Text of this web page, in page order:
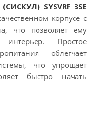
SYSVRF 3SE
корпусе с
что позволяет ему
Простое
облегчает
что упрощает
быстро начать